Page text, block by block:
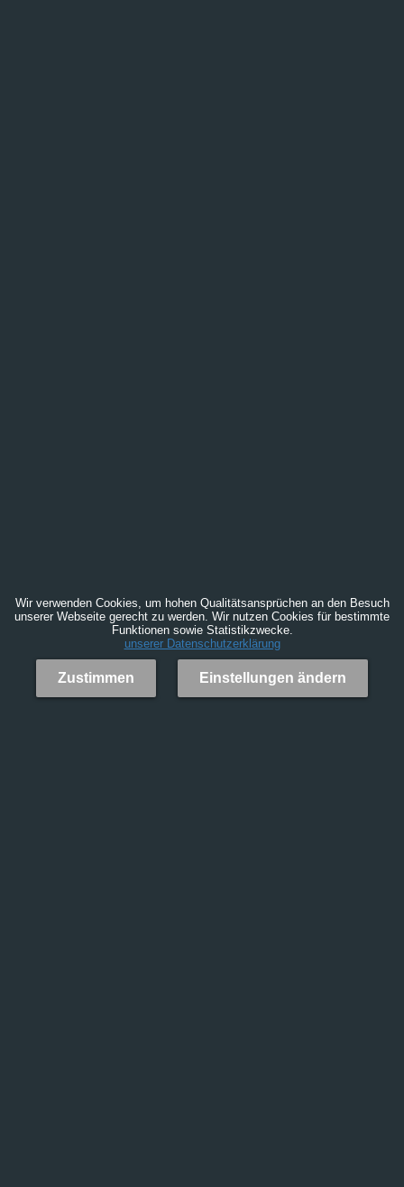
Wir verwenden Cookies, um hohen Qualitätsansprüchen an den Besuch
unserer Webseite gerecht zu werden. Wir nutzen Cookies für bestimmte
Funktionen sowie Statistikzwecke.
unserer Datenschutzerklärung
Zustimmen Einstellungen ändern